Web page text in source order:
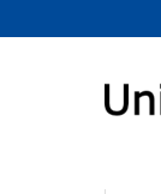
direkt zum Inhalt